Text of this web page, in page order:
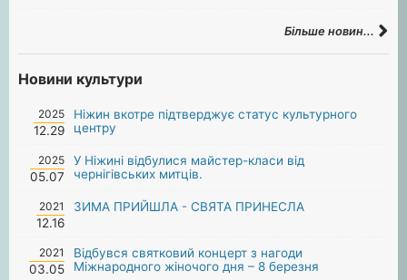
Більше новин...
Новини культури
2025
12.29
Ніжин вкотре підтверджує статус культурного
центру
2025
05.07
У Ніжині відбулися майстер-класи від
чернігівських митців.
2021
12.16
ЗИМА ПРИЙШЛА - СВЯТА ПРИНЕСЛА
2021
03.05
Відбувся святковий концерт з нагоди
Міжнародного жіночого дня – 8 березня